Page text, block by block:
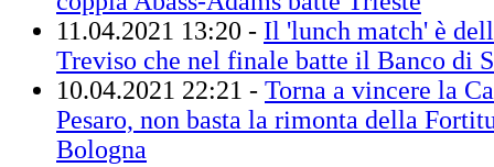
11.04.2021 13:20 - Il 'lunch match' è
Treviso che nel finale batte il Banco di
10.04.2021 22:21 - Torna a vincere la
Pesaro, non basta la rimonta della
Bologna